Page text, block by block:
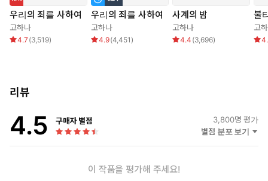
우리의 죄를 사하여
고하나
4.7 (3,519)
우리의 죄를 사하여
고하나
4.9(4,451 )
사계의 밤
고하나
4.4 (3,696)
불
고
리뷰
4.5 구매자 별점 3,800명 평가
별점 분포 보기
이 작품을 평가해 주세요!